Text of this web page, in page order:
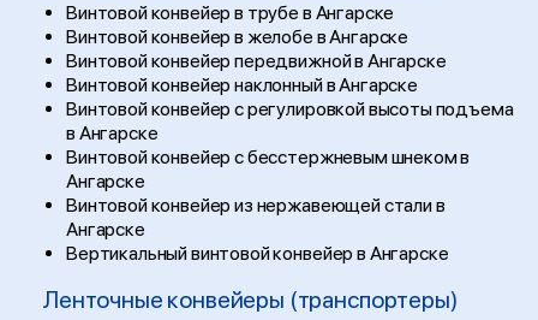
Винтовой конвейер в трубе в Ангарске
Винтовой конвейер в желобе в Ангарске
Винтовой конвейер передвижной в Ангарске
Винтовой конвейер наклонный в Ангарске
Винтовой конвейер с регулировкой высоты подъема
в Ангарске
Винтовой конвейер с бесстержневым шнеком в
Ангарске
Винтовой конвейер из нержавеющей стали в
Ангарске
Вертикальный винтовой конвейер в Ангарске
Ленточные конвейеры (транспортеры)